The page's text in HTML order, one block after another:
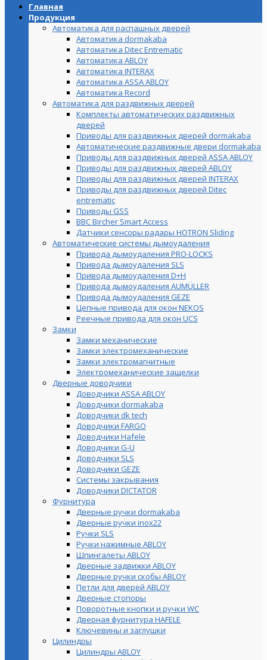
Главная
Продукция
Автоматика для распашных дверей
Автоматика dormakaba
Автоматика Ditec Entrematic
Автоматика ABLOY
Автоматика INTERAX
Автоматика ASSA ABLOY
Автоматика Record
Автоматика для раздвижных дверей
Комплекты автоматических раздвижных
дверей
Приводы для раздвижных дверей dormakaba
Автоматические раздвижные двери dormakaba
Приводы для раздвижных дверей ASSA ABLOY
Приводы для раздвижных дверей ABLOY
Приводы для раздвижных дверей INTERAX
Приводы для раздвижных дверей Ditec
entrematic
Приводы GSS
BBC Bircher Smart Access
Датчики сенсоры радары HOTRON Sliding
Автоматические системы дымоудаления
Привода дымоудаления PRO-LOCKS
Привода дымоудаления SLS
Привода дымоудаления D+H
Привода дымоудаления AUMÜLLER
Привода дымоудаления GEZE
Цепные привода для окон NEKOS
Реечные привода для окон UСS
Замки
Замки механические
Замки электромеханические
Замки электромагнитные
Электромеханические защелки
Дверные доводчики
Доводчики ASSA ABLOY
Доводчики dormakaba
Доводчики dk tech
Доводчики FARGO
Доводчики Hafele
Доводчики G-U
Доводчики SLS
Доводчики GEZE
Cистемы закрывания
Доводчики DICTATOR
Фурнитура
Дверные ручки dormakaba
Дверные ручки inox22
Ручки SLS
Ручки нажимные ABLOY
Шпингалеты ABLOY
Дверные задвижки ABLOY
Дверные ручки скобы ABLOY
Петли для дверей ABLOY
Дверные стопоры
Поворотные кнопки и ручки WC
Дверная фурнитура HAFELE
Ключевины и заглушки
Цилиндры
Цилиндры ABLOY